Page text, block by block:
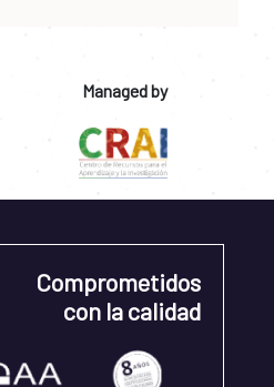
Managed by
Comprometidos
con la calidad